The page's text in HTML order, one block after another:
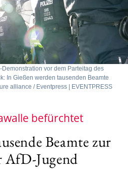
vor dem Parteitag des
In Gießen werden tausenden Beamte
alliance / Eventpress | EVENTPRESS
befürchtet
Beamte zur
AfD-Jugend